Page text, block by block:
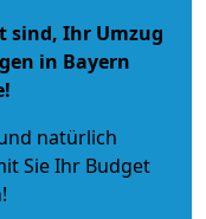
sind, Ihr Umzug
in Bayern
natürlich
Sie Ihr Budget